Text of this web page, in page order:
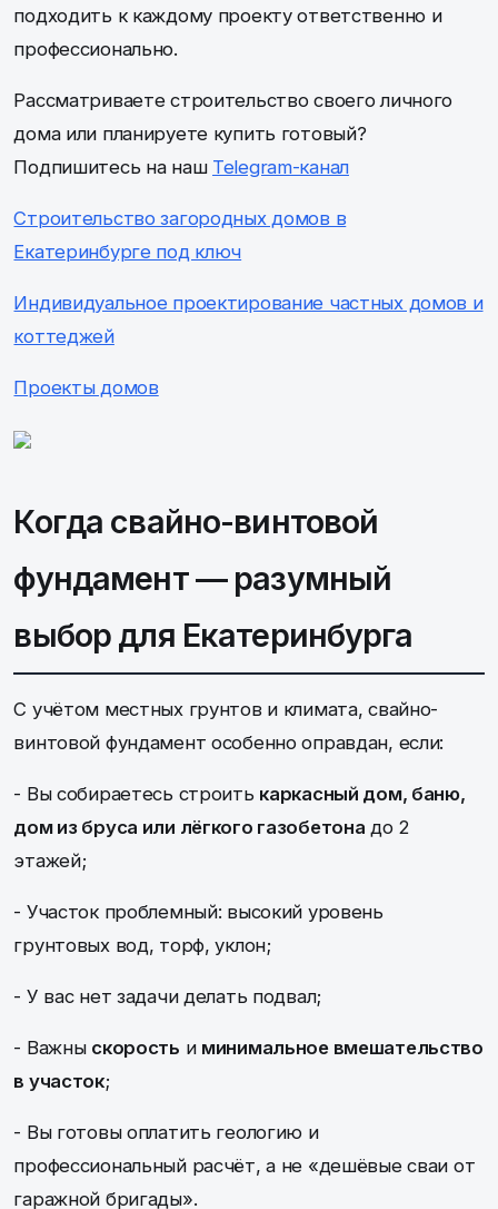
подходить к каждому проекту ответственно и
профессионально.
Рассматриваете строительство своего личного
дома или планируете купить готовый?
Подпишитесь на наш Telegram-канал
Строительство загородных домов в
Екатеринбурге под ключ
Индивидуальное проектирование частных домов и
коттеджей
Проекты домов
Когда свайно-винтовой
фундамент — разумный
выбор для Екатеринбурга
С учётом местных грунтов и климата, свайно-
винтовой фундамент особенно оправдан, если:
- Вы собираетесь строить каркасный дом, баню,
дом из бруса или лёгкого газобетона до 2
этажей;
- Участок проблемный: высокий уровень
грунтовых вод, торф, уклон;
- У вас нет задачи делать подвал;
- Важны скорость и минимальное вмешательство
в участок;
- Вы готовы оплатить геологию и
профессиональный расчёт, а не «дешёвые сваи от
гаражной бригады».